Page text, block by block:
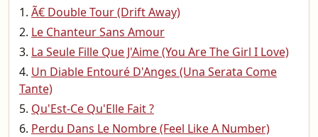
Ã€ Double Tour (Drift Away)
Le Chanteur Sans Amour
La Seule Fille Que J'Aime (You Are The Girl I Love)
Un Diable Entouré D'Anges (Una Serata Come
Tante)
Qu'Est-Ce Qu'Elle Fait ?
Perdu Dans Le Nombre (Feel Like A Number)